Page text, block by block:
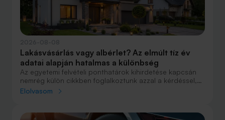
Lakásvásárlás vagy albérlet? Az elmúlt tíz év
adatai alapján hatalmas a különbség
Az egyetemi felvételi ponthatárok kihirdetése kapcsán
nemrég külön cikkben foglalkoztunk azzal a kérdéssel,
hogy lakást venni vagy vásárolni éri meg jobban. Előző
csak teheti, annak mindenképpen megéri a
Elolvasom